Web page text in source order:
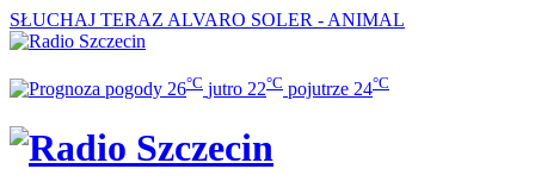
SŁUCHAJ TERAZ ALVARO SOLER - ANIMAL
26°C jutro 22°C pojutrze 24°C